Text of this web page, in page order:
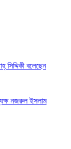
সিদ্দিকী বলেছেন
নজরুল ইসলাম